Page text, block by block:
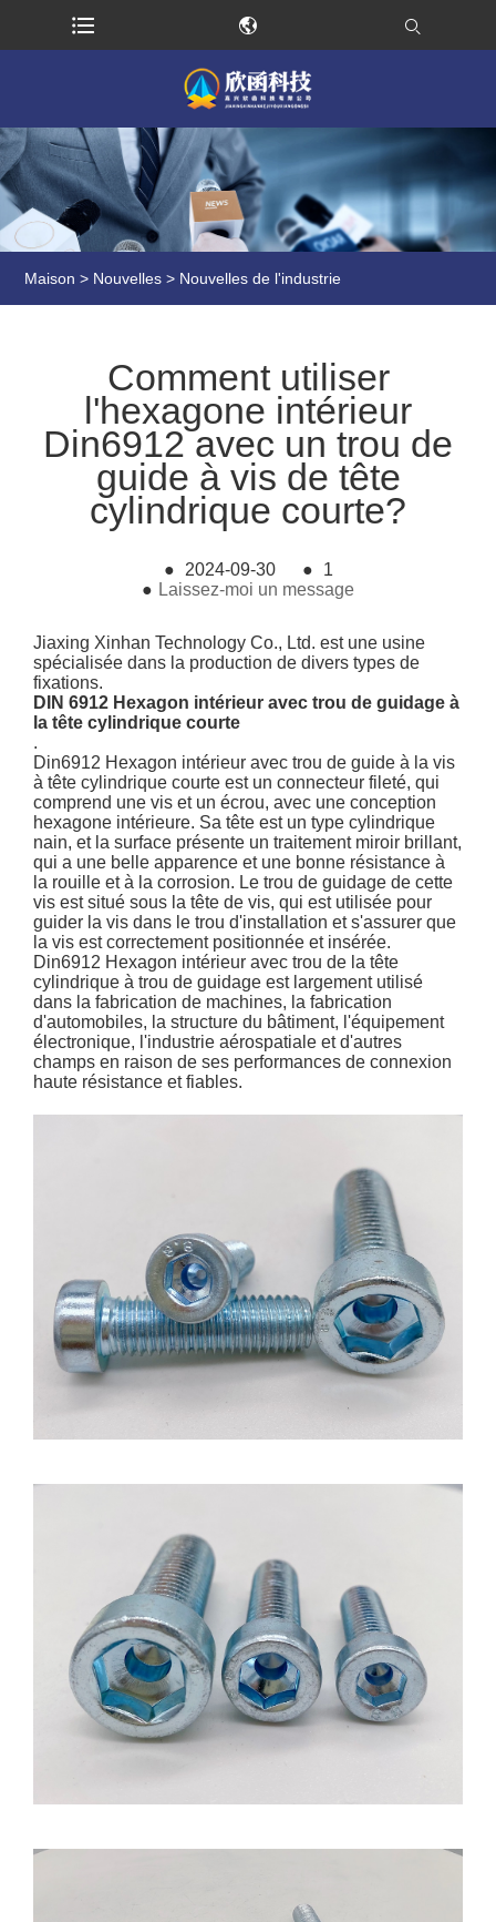
Maison > Nouvelles > Nouvelles de l'industrie
Comment utiliser
l'hexagone intérieur
Din6912 avec un trou de
guide à vis de tête
cylindrique courte?
● 2024-09-30 ●
1
● Laissez-moi un message
Jiaxing Xinhan Technology Co., Ltd. est une usine
spécialisée dans la production de divers types de
fixations.
DIN 6912 Hexagon intérieur avec trou de guidage à
la tête cylindrique courte
.
Din6912 Hexagon intérieur avec trou de guide à la vis
à tête cylindrique courte est un connecteur fileté, qui
comprend une vis et un écrou, avec une conception
hexagone intérieure. Sa tête est un type cylindrique
nain, et la surface présente un traitement miroir brillant,
qui a une belle apparence et une bonne résistance à
la rouille et à la corrosion. Le trou de guidage de cette
vis est situé sous la tête de vis, qui est utilisée pour
guider la vis dans le trou d'installation et s'assurer que
la vis est correctement positionnée et insérée.
Din6912 Hexagon intérieur avec trou de la tête
cylindrique à trou de guidage est largement utilisé
dans la fabrication de machines, la fabrication
d'automobiles, la structure du bâtiment, l'équipement
électronique, l'industrie aérospatiale et d'autres
champs en raison de ses performances de connexion
haute résistance et fiables.